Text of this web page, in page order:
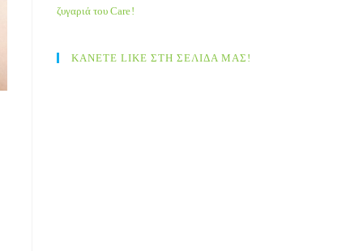
ζυγαριά του Care!
ΚΑΝΕΤΕ LIKE ΣΤΗ ΣΕΛΙΔΑ ΜΑΣ!